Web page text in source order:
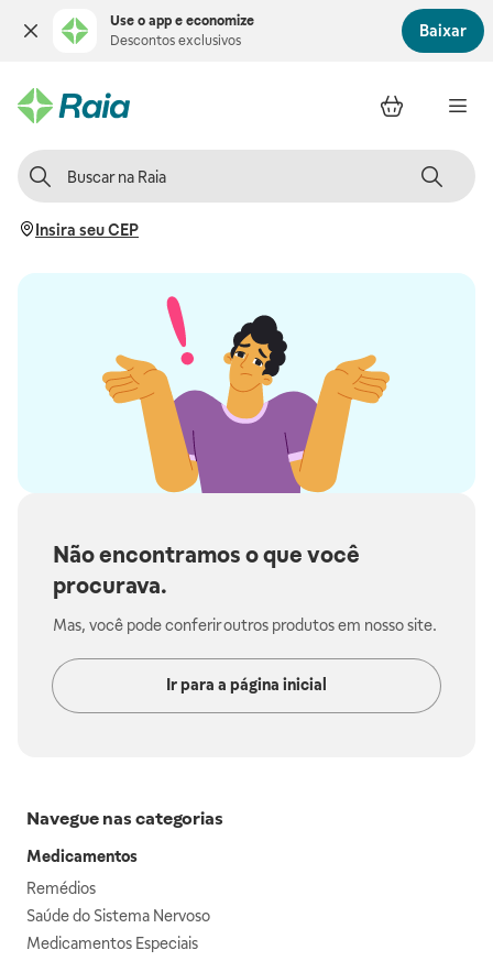
Use o app e economize
Descontos exclusivos
Baixar
Insira seu CEP
Não encontramos o que você
procurava.
Mas, você pode conferir outros produtos em nosso site.
Ir para a página inicial
Navegue nas categorias
Medicamentos
Remédios
Saúde do Sistema Nervoso
Medicamentos Especiais